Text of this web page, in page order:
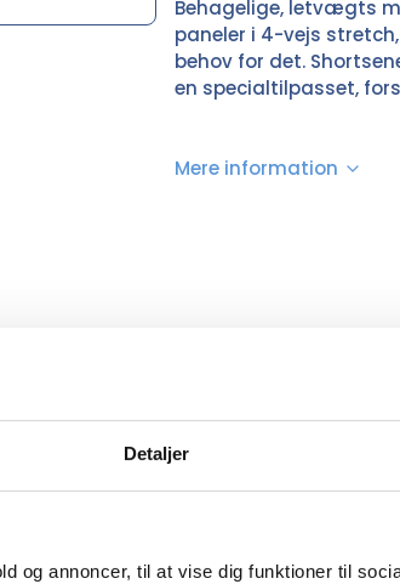
Detaljer
og annoncer, til at vise dig funktioner til
Behagelige, letvægts
paneler i 4-vejs
behov for det.
en specialtilpasset,
Mere information